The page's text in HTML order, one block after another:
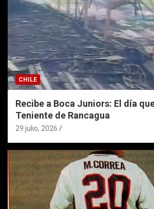
CHILE
Recibe a Boca Juniors: El día
Teniente de Rancagua
29 julio, 2026